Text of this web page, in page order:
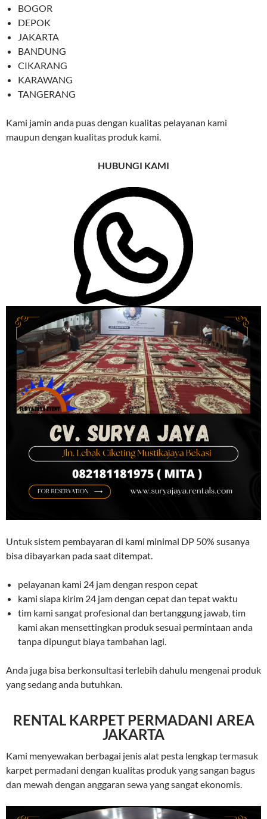
BOGOR
DEPOK
JAKARTA
BANDUNG
CIKARANG
KARAWANG
TANGERANG
Kami jamin anda puas dengan kualitas pelayanan kami
maupun dengan kualitas produk kami.
HUBUNGI KAMI
Untuk sistem pembayaran di kami minimal DP 50% susanya
bisa dibayarkan pada saat ditempat.
pelayanan kami 24 jam dengan respon cepat
kami siapa kirim 24 jam dengan cepat dan tepat waktu
tim kami sangat profesional dan bertanggung jawab, tim
kami akan mensettingkan produk sesuai permintaan anda
tanpa dipungut biaya tambahan lagi.
Anda juga bisa berkonsultasi terlebih dahulu mengenai produk
yang sedang anda butuhkan.
RENTAL KARPET PERMADANI AREA
JAKARTA
Kami menyewakan berbagai jenis alat pesta lengkap termasuk
karpet permadani dengan kualitas produk yang sangan bagus
dan mewah dengan anggaran sewa yang sangat ekonomis.